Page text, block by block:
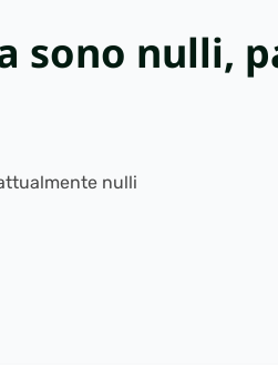
sono nulli,
nulli